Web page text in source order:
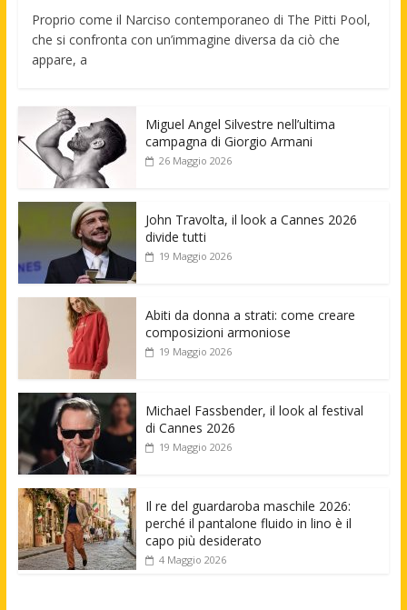
Proprio come il Narciso contemporaneo di The Pitti Pool,
che si confronta con un’immagine diversa da ciò che
appare, a
Miguel Angel Silvestre nell’ultima
campagna di Giorgio Armani
26 Maggio 2026
John Travolta, il look a Cannes 2026
divide tutti
19 Maggio 2026
Abiti da donna a strati: come creare
composizioni armoniose
19 Maggio 2026
Michael Fassbender, il look al festival
di Cannes 2026
19 Maggio 2026
Il re del guardaroba maschile 2026:
perché il pantalone fluido in lino è il
capo più desiderato
4 Maggio 2026